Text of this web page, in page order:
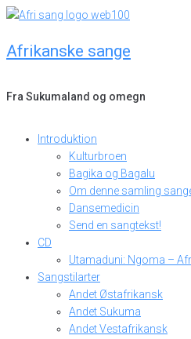
Skip
content
Afrikanske sange
Fra Sukumaland og omegn
Introduktion
Kulturbroen
Bagika og Bagalu
Om denne samling
Dansemedicin
Send en sangtekst!
CD
Utamaduni: Ngoma –
Sangstilarter
Andet Østafrikansk
Andet Sukuma
Andet Vestafrikansk